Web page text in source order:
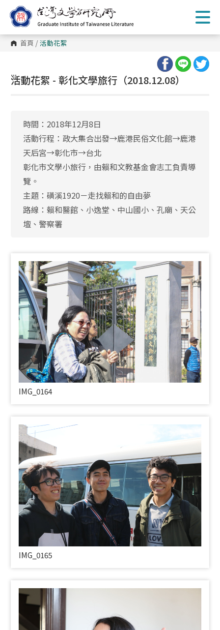
到
主
內
容 首頁 / 活動花絮
:::
活動花絮 - 彰化文學旅行（2018.12.08）
時間：2018年12月8日
活動行程：政大集合出發→鹿港民俗文化館→鹿港
天后宮→彰化市→台北
彰化市文學小旅行，由賴和文教基金會志工負責導
覽。
主題：磺溪1920－走找賴和的自由夢
路線：賴和醫館、小逸堂、中山國小、孔廟、天公
壇、警察署
IMG_0164
IMG_0165